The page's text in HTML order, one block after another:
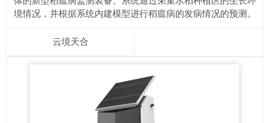
境情况，并根据系统内建模型进行稻瘟病的发病情况的预测。
云境天合